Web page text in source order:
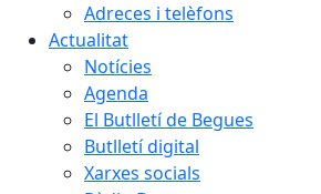
Adreces i telèfons
Actualitat
Notícies
Agenda
El Butlletí de Begues
Butlletí digital
Xarxes socials